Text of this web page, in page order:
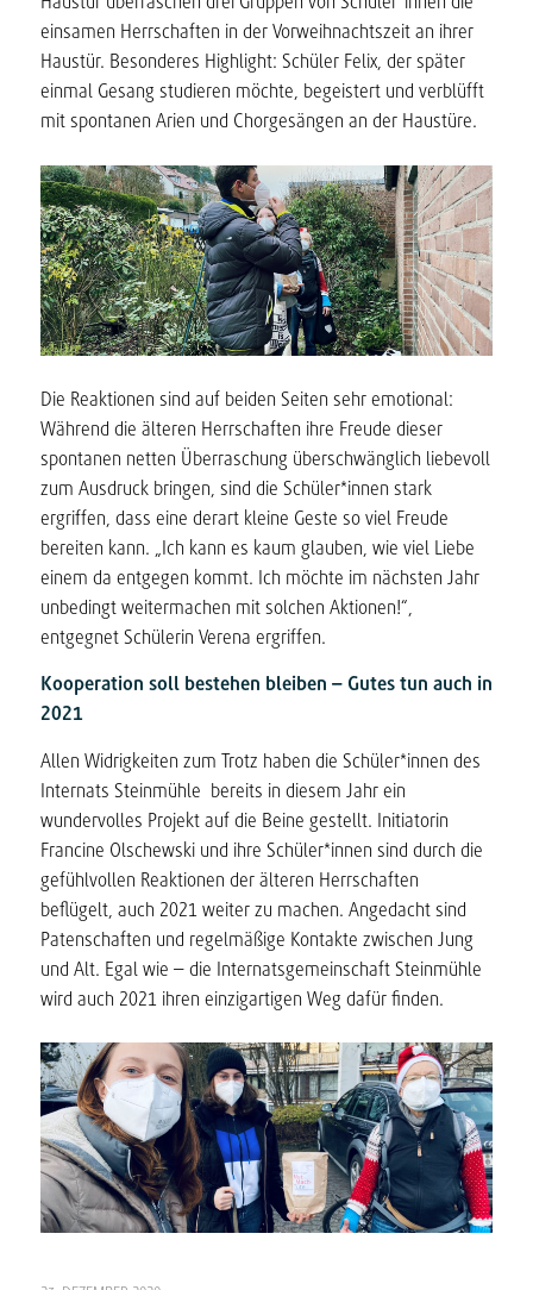
einsamen Herrschaften in der Vorweihnachtszeit an ihrer
Haustür. Besonderes Highlight: Schüler Felix, der später
einmal Gesang studieren möchte, begeistert und verblüfft
mit spontanen Arien und Chorgesängen an der Haustüre.
Die Reaktionen sind auf beiden Seiten sehr emotional:
Während die älteren Herrschaften ihre Freude dieser
spontanen netten Überraschung überschwänglich liebevoll
zum Ausdruck bringen, sind die Schüler*innen stark
ergriffen, dass eine derart kleine Geste so viel Freude
bereiten kann. „Ich kann es kaum glauben, wie viel Liebe
einem da entgegen kommt. Ich möchte im nächsten Jahr
unbedingt weitermachen mit solchen Aktionen!“,
entgegnet Schülerin Verena ergriffen.
Kooperation soll bestehen bleiben – Gutes tun auch in
2021
Allen Widrigkeiten zum Trotz haben die Schüler*innen des
Internats Steinmühle bereits in diesem Jahr ein
wundervolles Projekt auf die Beine gestellt. Initiatorin
Francine Olschewski und ihre Schüler*innen sind durch die
gefühlvollen Reaktionen der älteren Herrschaften
beflügelt, auch 2021 weiter zu machen. Angedacht sind
Patenschaften und regelmäßige Kontakte zwischen Jung
und Alt. Egal wie – die Internatsgemeinschaft Steinmühle
wird auch 2021 ihren einzigartigen Weg dafür finden.